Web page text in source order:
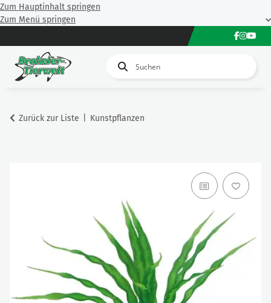
Zum Hauptinhalt springen
Zum Menü springen
Zurück zur Liste Kunstpflanzen